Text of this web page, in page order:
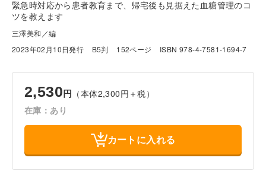
緊急時対応から患者教育まで、帰宅後も見据えた血糖管理のコ
ツを教えます
三澤美和／編
2023年02月10日発行
B5判 152ページ ISBN 978-4-7581-1694-7
2,530 円
（本体2,300円＋税）
在庫：あり
カートに入れる